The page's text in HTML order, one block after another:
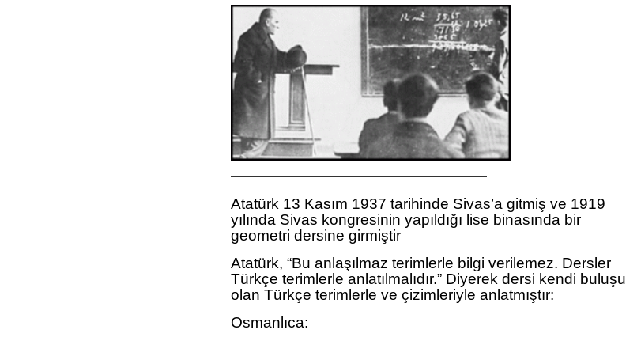
———————————————————————————
Atatürk 13 Kasım 1937 tarihinde Sivas’a gitmiş ve 1919
yılında Sivas kongresinin yapıldığı lise binasında bir
geometri dersine girmiştir
Atatürk, “Bu anlaşılmaz terimlerle bilgi verilemez. Dersler
Türkçe terimlerle anlatılmalıdır.” Diyerek dersi kendi buluşu
olan Türkçe terimlerle ve çizimleriyle anlatmıştır:
Osmanlıca: